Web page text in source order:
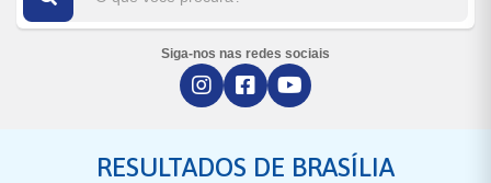
Siga-nos nas redes sociais
RESULTADOS DE BRASÍLIA